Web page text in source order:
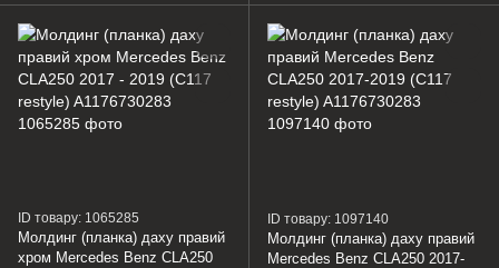
ID товару: 1065285
Молдинг (планка) даху правий
хром Mercedes Benz CLA250
ID товару: 1097140
Молдинг (планка) даху правий
Mercedes Benz CLA250 2017-